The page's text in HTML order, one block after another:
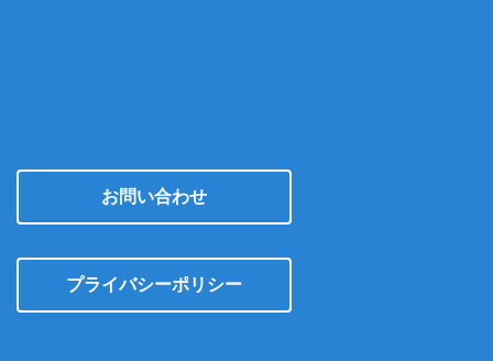
お問い合わせ
プライバシーポリシー